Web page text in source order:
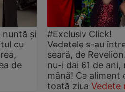
nuntă și
cu
de
#Exclusiv Click!
Vedetele s-au
seară, de
nu-i dai 61 de ani,
mână! Ce aliment
toată ziua Vedete